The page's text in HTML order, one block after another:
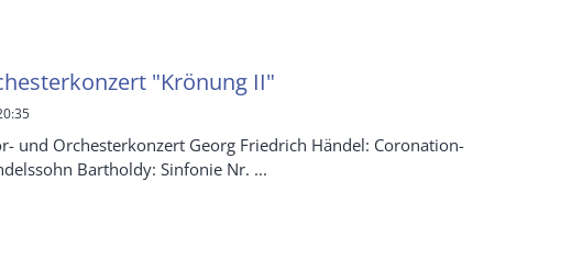
"Krönung II"
und Orchesterkonzert Georg Friedrich Händel: Coronation-
Bartholdy: Sinfonie Nr. ...